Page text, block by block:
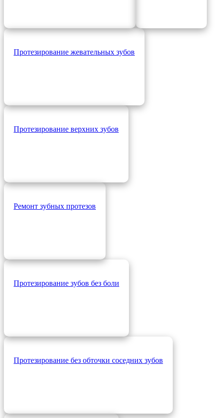
Протезирование жевательных зубов
Протезирование верхних зубов
Ремонт зубных протезов
Протезирование зубов без боли
Протезирование без обточки соседних зубов